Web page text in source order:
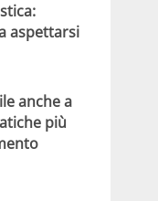
aspettarsi
anche a
più